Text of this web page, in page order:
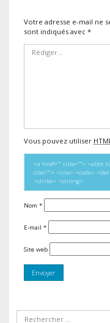
Votre adresse e-mail ne
sont indiqués avec *
Vous pouvez utiliser
<a href="" title=""> <abbr
cite=""> <cite> <code>
<strike> <strong>
Nom *
E-mail *
Site web